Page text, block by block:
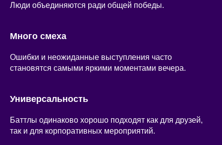
Люди объединяются ради общей победы.
Много смеха
Ошибки и неожиданные выступления часто
становятся самыми яркими моментами вечера.
Универсальность
Баттлы одинаково хорошо подходят как для друзей,
так и для корпоративных мероприятий.